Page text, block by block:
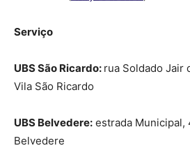
Serviço
UBS São Ricardo: rua Soldado Jair
Vila São Ricardo
UBS Belvedere: estrada Municipal,
Belvedere